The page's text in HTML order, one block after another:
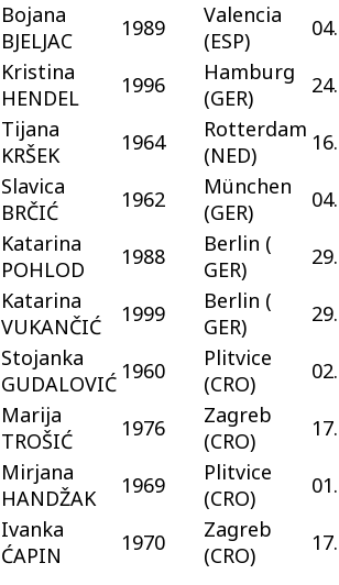
Bojana
BJELJAC
1989
Valencia
(ESP)
Kristina
HENDEL
1996
Hamburg
(GER)
Tijana
KRŠEK
1964
Rotterdam
(NED)
Slavica
BRČIĆ
1962
München
(GER)
Katarina
POHLOD
1988
Berlin (
GER)
Katarina
VUKANČIĆ
1999
Berlin (
GER)
Stojanka
GUDALOVIĆ 1960
Plitvice
(CRO)
Marija
TROŠIĆ
1976
Zagreb
(CRO)
Mirjana
HANDŽAK
1969
Plitvice
(CRO)
Ivanka
ĆAPIN
1970
Zagreb
(CRO)